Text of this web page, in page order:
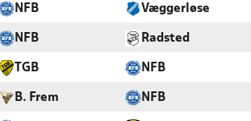
NFB Væggerløse
NFB Radsted
TGB NFB
B. Frem NFB